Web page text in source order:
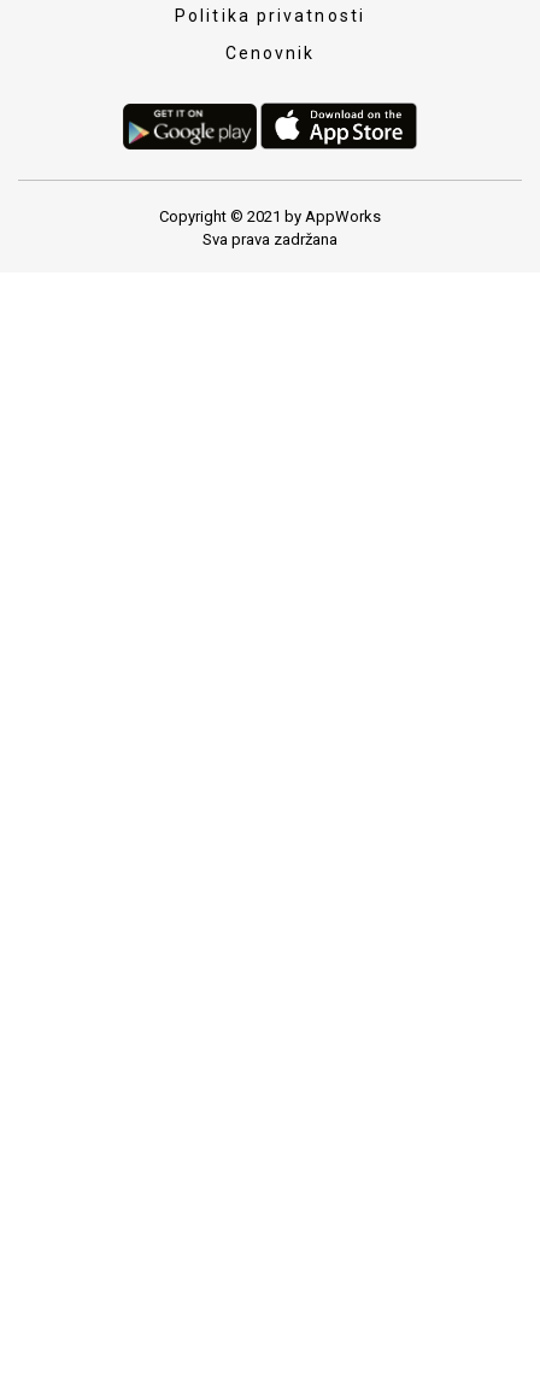
Politika privatnosti
Cenovnik
Copyright © 2021 by AppWorks
Sva prava zadržana